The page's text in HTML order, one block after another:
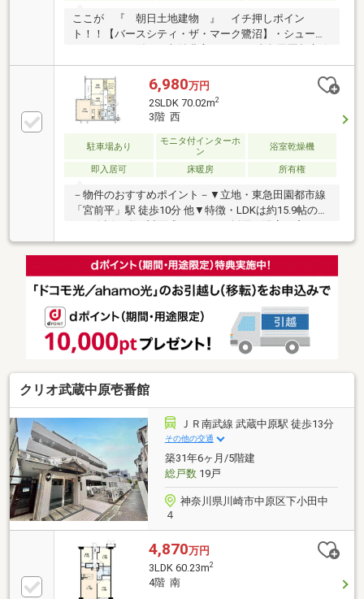
ここが 『 朝日土地建物 』 イチ押しポイン
ト！！【バースシティ・ザ・マーク鷺沼】・シューズ
「鷺沼」駅徒歩12分・ペット飼育可まずはお気軽にご
覧ください！！朝日土地建物登戸支店営業2課 0120-
51-7062 まで！！併せて 『 住宅ローン説明
会 』 も開催中お気軽にご相談ください！！～土日
に限らず平日いつでもご案内できます～
6,980万円
2SLDK 70.02m2
3階 西
駐車場あり
モニタ付インターホ
ン
浴室乾燥機
即入居可 床暖房 所有権
－物件のおすすめポイント－▼立地・東急田園都市線
「宮前平」駅 徒歩10分 他▼特徴・LDKは約15.9帖の広
り、自然換気可能・窓・収納付のサービススペースは
多目的に活用可能・各洋室・廊下・洗面室に収納有・
ペット飼育可能(細則有)▼設備・床暖房(LD)・食洗
機・浴室乾燥機・宅配ボックス▼周辺環境・スーパー
馬1丁目こども公園 徒歩1分(約60m)■ ご希望の住まい
探しをお手伝いします ━━━━━・・・物件の詳細・
ご相談はお気軽にお問い合わせください。
クリオ武蔵中原壱番館
ＪＲ南武線 武蔵中原駅 徒歩13分
その他の交通
築31年6ヶ月/5階建
総戸数19戸
神奈川県川崎市中原区下小田中
４
4,870万円
3LDK 60.23m2
4階 南